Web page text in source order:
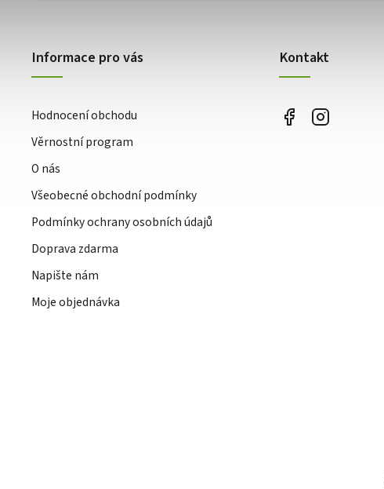
Informace pro vás
Hodnocení obchodu
Věrnostní program
O nás
Všeobecné obchodní podmínky
Podmínky ochrany osobních údajů
Doprava zdarma
Napište nám
Moje objednávka
Kontakt